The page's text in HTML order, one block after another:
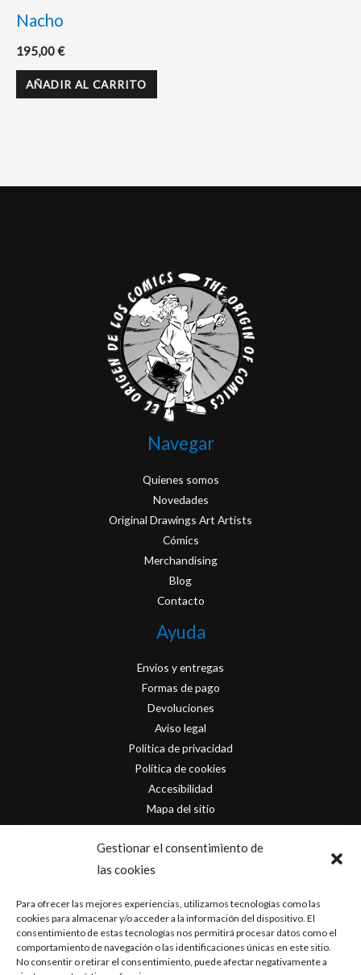
Gestionar el consentimiento de
las cookies
Para ofrecer las mejores experiencias, utilizamos tecnologías como las
cookies para almacenar y/o acceder a la información del dispositivo. El
consentimiento de estas tecnologías nos permitirá procesar datos como el
comportamiento de navegación o las identificaciones únicas en este sitio.
No consentir o retirar el consentimiento, puede afectar negativamente a
Nacho
195,00€
AÑADIR AL CARRITO
Navegar
Quienes somos
Novedades
Original Drawings Art Artists
Cómics
Merchandising
Blog
Contacto
Ayuda
Envios y entregas
Formas de pago
Devoluciones
Aviso legal
Política de privacidad
Política de cookies
Accesibilidad
Mapa del sitio
Contacto
info@originofcomics.com
Facebook
Instagram